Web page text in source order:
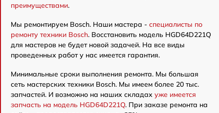
преимуществами.
Мы ремонтируем Bosch. Наши мастера - специалисты по
ремонту техники Bosch. Восстановить модель HGD64D221Q
для мастеров не будет новой задачей. На все виды
проведенных работ у нас имеется гарантия.
Минимальные сроки выполнения ремонта. Мы большая
сеть мастерских техники Bosch. Мы имеем более 20 тыс.
запчастей. И возможно на наших складах уже имеется
запчасть на модель HGD64D221Q. При заказе ремонта на